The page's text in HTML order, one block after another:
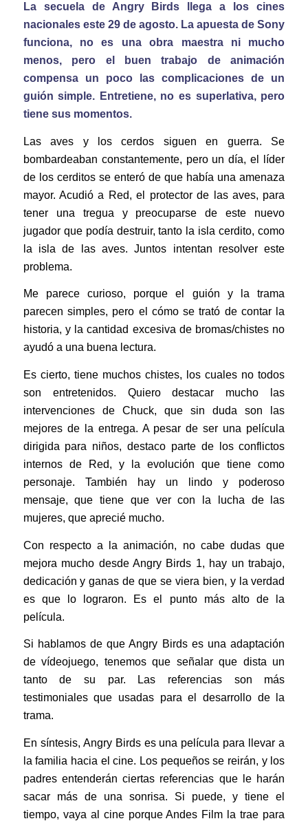
La secuela de Angry Birds llega a los cines
nacionales este 29 de agosto. La apuesta de Sony
funciona, no es una obra maestra ni mucho
menos, pero el buen trabajo de animación
compensa un poco las complicaciones de un
guión simple. Entretiene, no es superlativa, pero
tiene sus momentos.
Las aves y los cerdos siguen en guerra. Se
bombardeaban constantemente, pero un día, el líder
de los cerditos se enteró de que había una amenaza
mayor. Acudió a Red, el protector de las aves, para
tener una tregua y preocuparse de este nuevo
jugador que podía destruir, tanto la isla cerdito, como
la isla de las aves. Juntos intentan resolver este
problema.
Me parece curioso, porque el guión y la trama
parecen simples, pero el cómo se trató de contar la
historia, y la cantidad excesiva de bromas/chistes no
ayudó a una buena lectura.
Es cierto, tiene muchos chistes, los cuales no todos
son entretenidos. Quiero destacar mucho las
intervenciones de Chuck, que sin duda son las
mejores de la entrega. A pesar de ser una película
dirigida para niños, destaco parte de los conflictos
internos de Red, y la evolución que tiene como
personaje. También hay un lindo y poderoso
mensaje, que tiene que ver con la lucha de las
mujeres, que aprecié mucho.
Con respecto a la animación, no cabe dudas que
mejora mucho desde Angry Birds 1, hay un trabajo,
dedicación y ganas de que se viera bien, y la verdad
es que lo lograron. Es el punto más alto de la
película.
Si hablamos de que Angry Birds es una adaptación
de vídeojuego, tenemos que señalar que dista un
tanto de su par. Las referencias son más
testimoniales que usadas para el desarrollo de la
trama.
En síntesis, Angry Birds es una película para llevar a
la familia hacia el cine. Los pequeños se reirán, y los
padres entenderán ciertas referencias que le harán
sacar más de una sonrisa. Si puede, y tiene el
tiempo, vaya al cine porque Andes Film la trae para